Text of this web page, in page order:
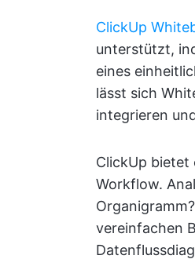
ClickUp
unterstützt,
eines
lässt sich
integrieren
ClickUp bietet
Workflow.
vereinfachen